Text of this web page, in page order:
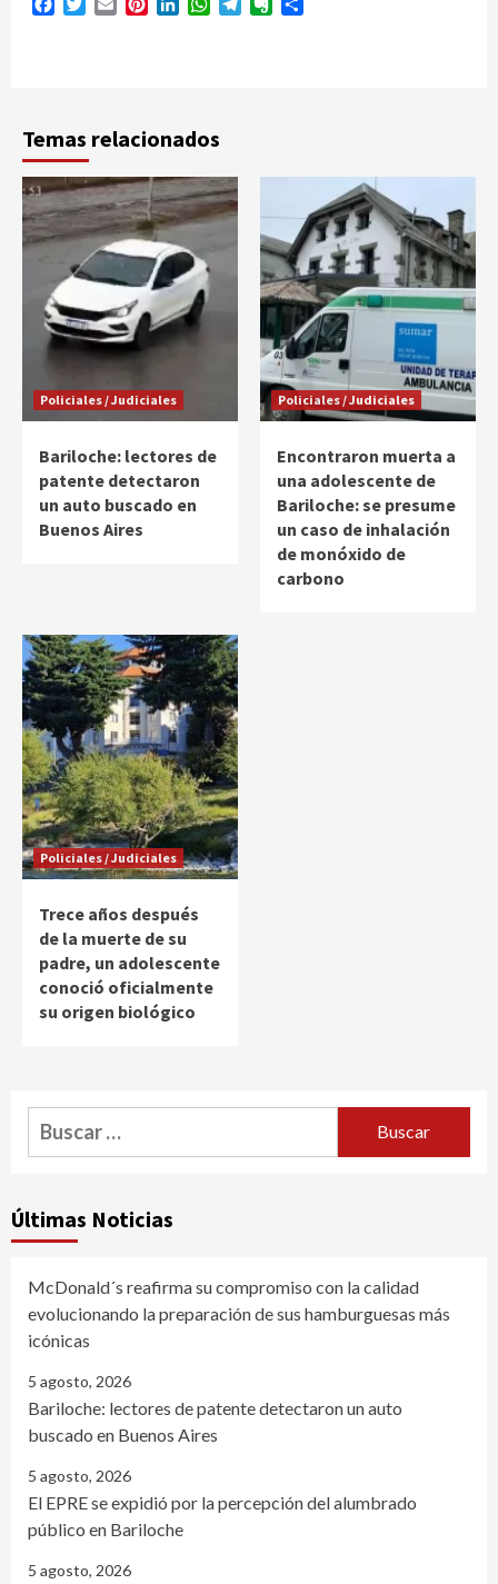
Temas relacionados
Policiales / Judiciales
Bariloche: lectores de
patente detectaron
un auto buscado en
Buenos Aires
Policiales / Judiciales
Encontraron muerta a
una adolescente de
Bariloche: se presume
un caso de inhalación
de monóxido de
carbono
Policiales / Judiciales
Trece años después
de la muerte de su
padre, un adolescente
conoció oficialmente
su origen biológico
Buscar:
Últimas Noticias
McDonald´s reafirma su compromiso con la calidad
evolucionando la preparación de sus hamburguesas más
icónicas
5 agosto, 2026
Bariloche: lectores de patente detectaron un auto
buscado en Buenos Aires
5 agosto, 2026
El EPRE se expidió por la percepción del alumbrado
público en Bariloche
5 agosto, 2026